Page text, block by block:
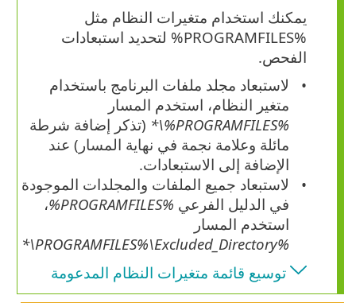
يمكنك استخدام متغيرات النظام مثل
%PROGRAMFILES% لتحديد استبعادات
الفحص.
لاستبعاد مجلد ملفات البرنامج باستخدام
متغير النظام، استخدم المسار
%PROGRAMFILES%\*
(تذكر إضافة شرطة
مائلة وعلامة نجمة في نهاية المسار) عند
الإضافة إلى الاستبعادات.
لاستبعاد جميع الملفات والمجلدات الموجودة
في الدليل الفرعي %PROGRAMFILES%
،
استخدم المسار
%PROGRAMFILES%\
Excluded_Directory
\*
توسيع قائمة متغيرات النظام المدعومة